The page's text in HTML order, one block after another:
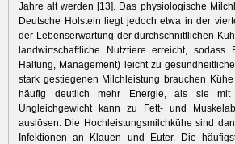
Jahre alt werden [13]. Das physiologische
Deutsche Holstein liegt jedoch etwa in der
der Lebenserwartung der durchschnittlichen
landwirtschaftliche Nutztiere erreicht,
Haltung, Management) leicht zu
stark gestiegenen Milchleistung brauchen
häufig deutlich mehr Energie, als sie mit
Ungleichgewicht kann zu Fett- und
auslösen. Die Hochleistungsmilchkühe sind
Infektionen an Klauen und Euter. Die